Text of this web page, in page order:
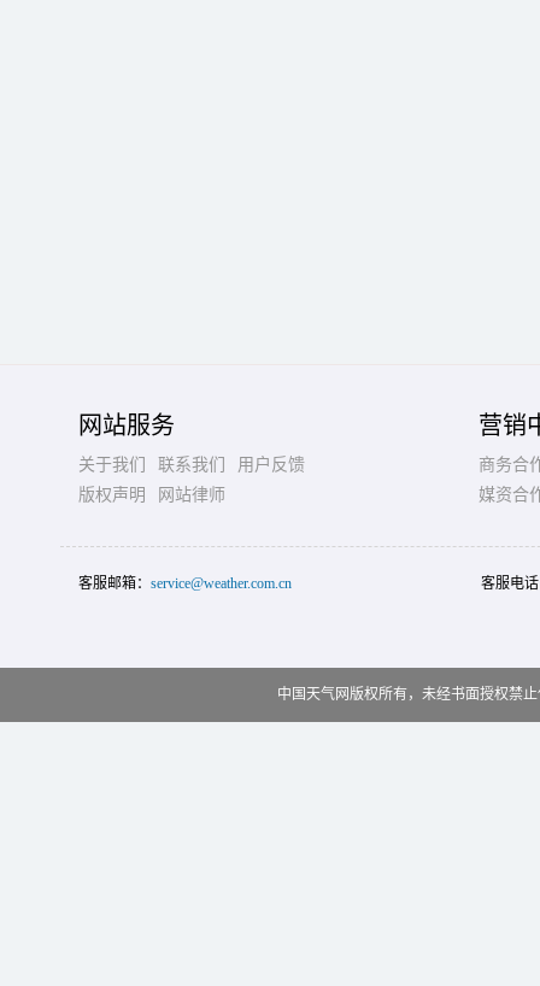
网站服务
关于我们 联系我们
用户反馈
版权声明
网站律师
营销
商务合
媒资合
客服邮箱： service@weather.com.cn 客服电
中国天气网版权所有，未经书面授权